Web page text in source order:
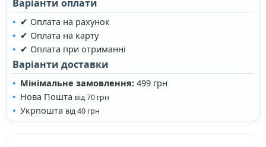
Варіанти оплати
✔ Оплата на рахунок
✔ Оплата на карту
✔ Оплата при отриманні
Варіанти доставки
Мінімальне замовлення: 499 грн
Нова Пошта від 70 грн
Укрпошта від 40 грн